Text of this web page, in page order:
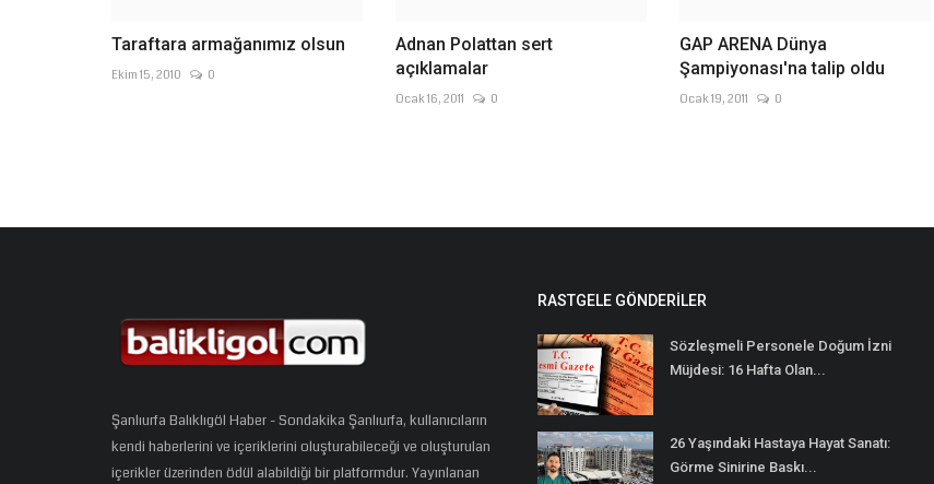
Taraftara armağanımız olsun
Ekim 15, 2010 0
Adnan Polattan sert
açıklamalar
Ocak 16, 2011 0
GAP ARENA Dünya
Şampiyonası'na talip oldu
Ocak 19, 2011 0
Şanlıurfa Balıklıgöl Haber - Sondakika Şanlıurfa, kullanıcıların
kendi haberlerini ve içeriklerini oluşturabileceği ve oluşturulan
içerikler üzerinden ödül alabildiği bir platformdur. Yayınlanan
RASTGELE GÖNDERILER
Sözleşmeli Personele Doğum İzni
Müjdesi: 16 Hafta Olan...
26 Yaşındaki Hastaya Hayat Sanatı:
Görme Sinirine Baskı...